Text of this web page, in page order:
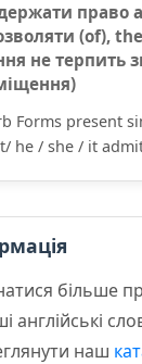
право
(of),
не терпить
Forms present
he / she / it
більше
англійські
наш